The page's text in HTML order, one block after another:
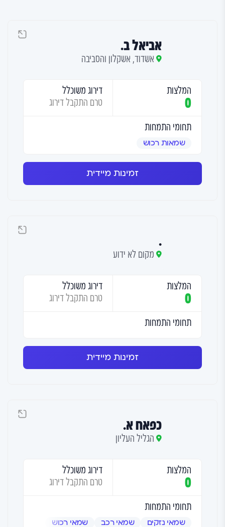
אביאל ב.
אשדוד, אשקלון והסביבה
המלצות
0
דירוג משוכלל
טרם התקבל דירוג
תחומי התמחות
שמאות רכוש
זמינות מיידית
.
מקום לא ידוע
המלצות
0
דירוג משוכלל
טרם התקבל דירוג
תחומי התמחות
זמינות מיידית
כפאח א.
הגליל העליון
המלצות
0
דירוג משוכלל
טרם התקבל דירוג
תחומי התמחות
שמאי נזקים שמאי רכב שמאי רכוש